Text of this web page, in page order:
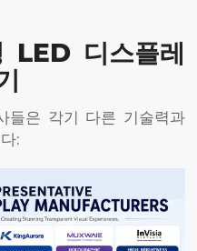
LED 디스플레
들은 각기 다른 기술력과
: